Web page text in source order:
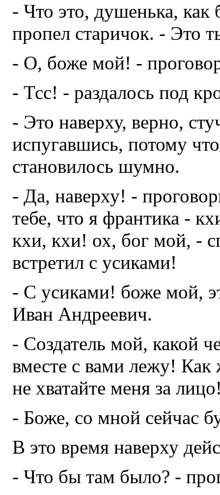
- Что это, душенька, как
пропел старичок. - Это
- О, боже мой! -
- Тсс! - раздалось под
- Это наверху, верно,
испугавшись, потому
становилось шумно.
- Да, наверху! -
тебе, что я франтика -
кхи, кхи! ох, бог мой, -
встретил с усиками!
- С усиками! боже мой,
Иван Андреевич.
- Создатель мой, какой
вместе с вами лежу!
не хватайте меня за
- Боже, со мной сейчас
В это время наверху
- Что бы там было? -